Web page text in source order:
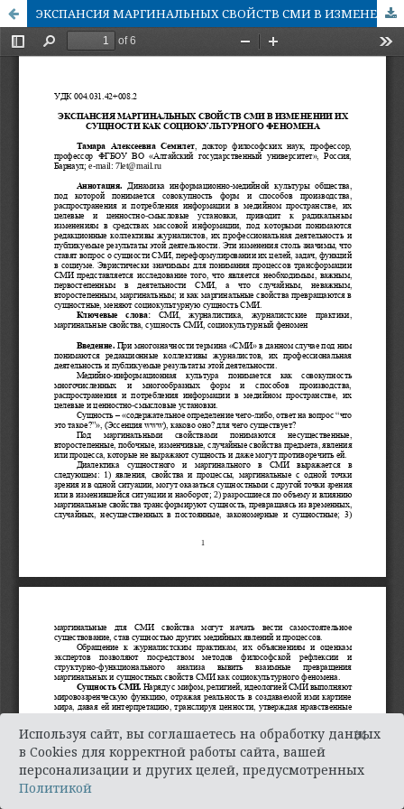
ЭКСПАНСИЯ МАРГИНАЛЬНЫХ СВОЙСТВ СМИ В ИЗМЕНЕНИИ ИХ СУЩНОСТИ КАК СОЦИОКУЛЬТУРНОГО ФЕНОМЕНА
Используя сайт, вы соглашаетесь на обработку данных
в Cookies для корректной работы сайта, вашей
персонализации и других целей, предусмотренных
Политикой
×